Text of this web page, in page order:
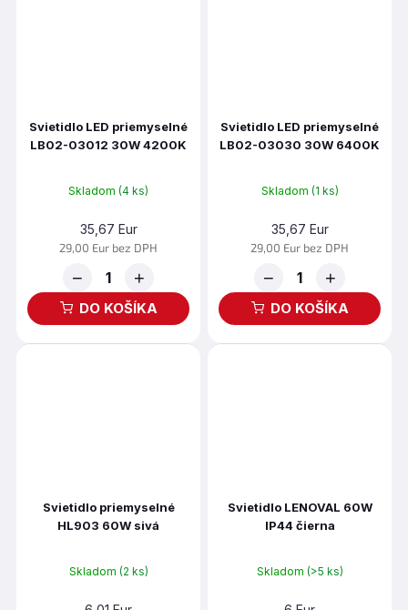
Svietidlo LED priemyselné
LB02-03012 30W 4200K
Skladom (4 ks)
35,67 Eur
29,00 Eur bez DPH
− +
DO KOŠÍKA
Svietidlo LED priemyselné
LB02-03030 30W 6400K
Skladom (1 ks)
35,67 Eur
29,00 Eur bez DPH
− +
DO KOŠÍKA
Svietidlo priemyselné
HL903 60W sivá
Skladom (2 ks)
Svietidlo LENOVAL 60W
IP44 čierna
Skladom (>5 ks)